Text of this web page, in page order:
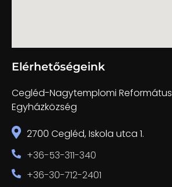
Elérhetőségeink
Cegléd-Nagytemplomi Református
Egyházközség
2700 Cegléd, Iskola utca 1.
+36-53-311-340
+36-30-712-2401